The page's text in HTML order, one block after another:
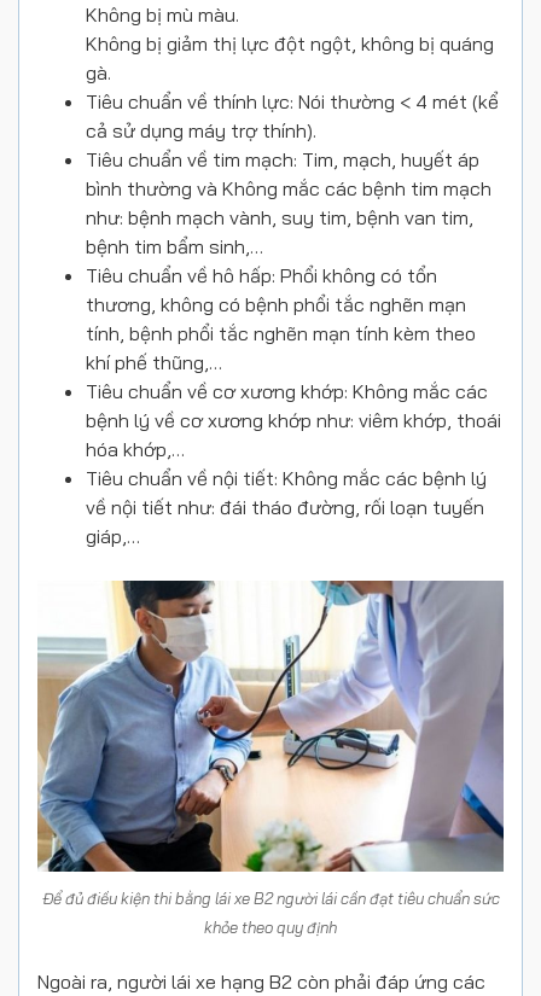
Không bị mù màu.
Không bị giảm thị lực đột ngột, không bị quáng
gà.
Tiêu chuẩn về thính lực: Nói thường < 4 mét (kể
cả sử dụng máy trợ thính).
Tiêu chuẩn về tim mạch: Tim, mạch, huyết áp
bình thường và Không mắc các bệnh tim mạch
như: bệnh mạch vành, suy tim, bệnh van tim,
bệnh tim bẩm sinh,…
Tiêu chuẩn về hô hấp: Phổi không có tổn
thương, không có bệnh phổi tắc nghẽn mạn
tính, bệnh phổi tắc nghẽn mạn tính kèm theo
khí phế thũng,…
Tiêu chuẩn về cơ xương khớp: Không mắc các
bệnh lý về cơ xương khớp như: viêm khớp, thoái
hóa khớp,…
Tiêu chuẩn về nội tiết: Không mắc các bệnh lý
về nội tiết như: đái tháo đường, rối loạn tuyến
giáp,…
Để đủ điều kiện thi bằng lái xe B2 người lái cần đạt tiêu chuẩn sức
khỏe theo quy định
Ngoài ra, người lái xe hạng B2 còn phải đáp ứng các